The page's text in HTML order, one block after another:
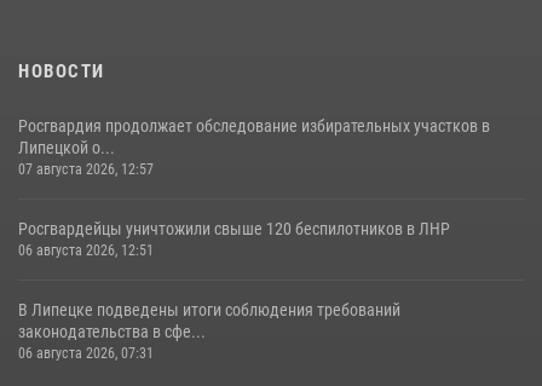
НОВОСТИ
Росгвардия продолжает обследование избирательных участков в
Липецкой о...
07 августа 2026, 12:57
Росгвардейцы уничтожили свыше 120 беспилотников в ЛНР
06 августа 2026, 12:51
В Липецке подведены итоги соблюдения требований
законодательства в сфе...
06 августа 2026, 07:31